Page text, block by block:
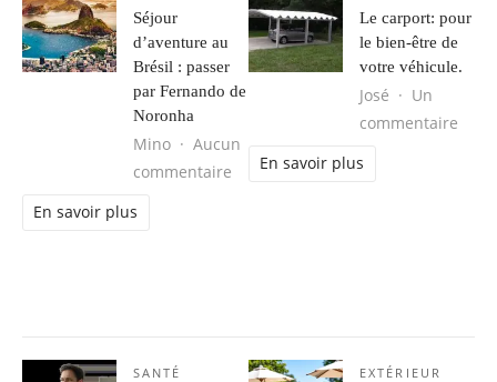
Séjour
d’aventure au
Brésil : passer
par Fernando de
Noronha
Mino
Aucun
commentaire sur Séjour d’aventure au Brésil :
En savoir plus
Le carport: pour
le bien-être de
votre véhicule.
José
Un
commentaire
En savoir plus
SANTÉ EXTÉRIEUR